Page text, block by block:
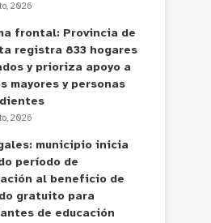
2026
frontal: Provincia de
registra 833 hogares
y prioriza apoyo a
mayores y personas
2026
municipio inicia
período de
al beneficio de
gratuito para
de educación